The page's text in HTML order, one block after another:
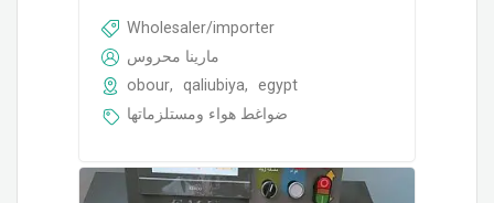
Wholesaler/importer
مارينا محروس
obour, qaliubiya,
egypt
ضواغط هواء ومستلزماتها